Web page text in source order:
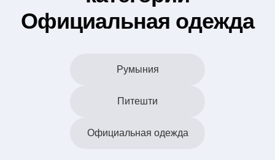
Официальная одежда
Румыния
Питешти
Официальная одежда